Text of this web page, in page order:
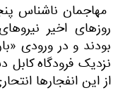
مهاجمان ناشناس
روزهای اخیر
بودند و در ورودی
نزدیک فرودگاه
از این انفجارها